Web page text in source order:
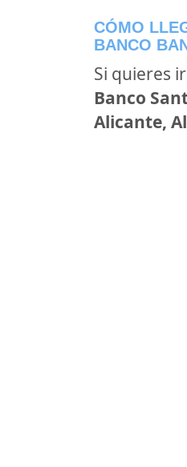
CÓMO
BANCO
Si quieres
Banco
Alicante,